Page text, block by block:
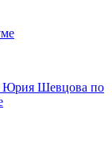
Юрия Шевцова по